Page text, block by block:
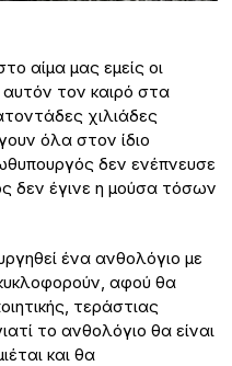
αίμα μας εμείς οι
αυτόν τον καιρό στα
χιλιάδες
όλα στον ίδιο
δεν ενέπνευσε
δεν έγινε η μούσα τόσων
ένα ανθολόγιο με
αφού θα
τεράστιας
το ανθολόγιο θα είναι
και θα